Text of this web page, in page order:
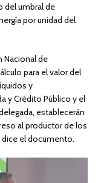
del umbral de
por unidad del
Nacional de
para el valor del
y
y Crédito Público y el
establecerán
al productor de los
el documento.